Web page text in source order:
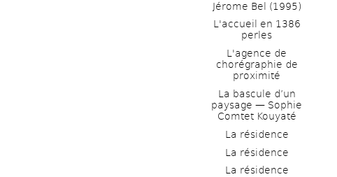
Jérome Bel (1995)
L'accueil en 1386
perles
L'agence de
chorégraphie de
proximité
La bascule d’un
paysage — Sophie
Comtet Kouyaté
La résidence
La résidence
La résidence